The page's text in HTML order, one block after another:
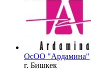
ОсОО "Ардамина"
г. Бишкек